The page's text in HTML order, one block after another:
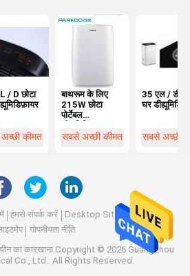
/ D छोटा
कीमत
बाथरूम के लिए
215W छोटा
पोर्टेबल
सबसे अच्छी कीमत
35 एल / डी
घर
सबसे अच्छी
हमसे संपर्क करें
Desktop Site
गोपनीयता नीति
का कारखाना.Copyright © 2026 Guangzhou
Co., Ltd.. All Rights Reserved.